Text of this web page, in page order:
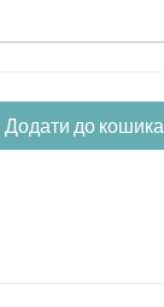
Додати до кошика